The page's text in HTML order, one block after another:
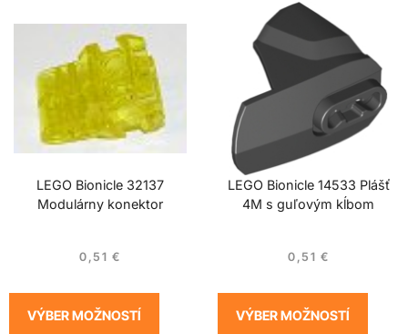
LEGO Bionicle 32137
Modulárny konektor
0,51 €
VÝBER MOŽNOSTÍ
LEGO Bionicle 14533 Plášť
4M s guľovým kĺbom
0,51 €
VÝBER MOŽNOSTÍ